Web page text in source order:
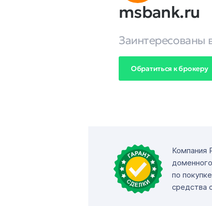
msbank.ru
Заинтересованы
Обратиться к брокеру
Компания
по
средства